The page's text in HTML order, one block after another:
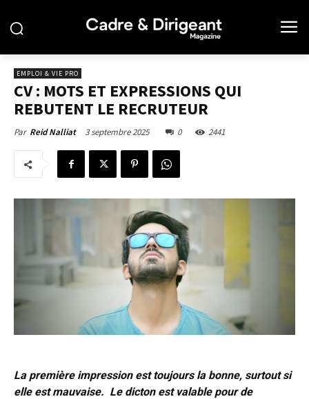
EMPLOI & VIE PRO
CV : MOTS ET EXPRESSIONS QUI
REBUTENT LE RECRUTEUR
Par Reid Nalliat 3 septembre 2025 0 2441
La première impression est toujours la bonne, surtout si
elle est mauvaise. Le dicton est valable pour de